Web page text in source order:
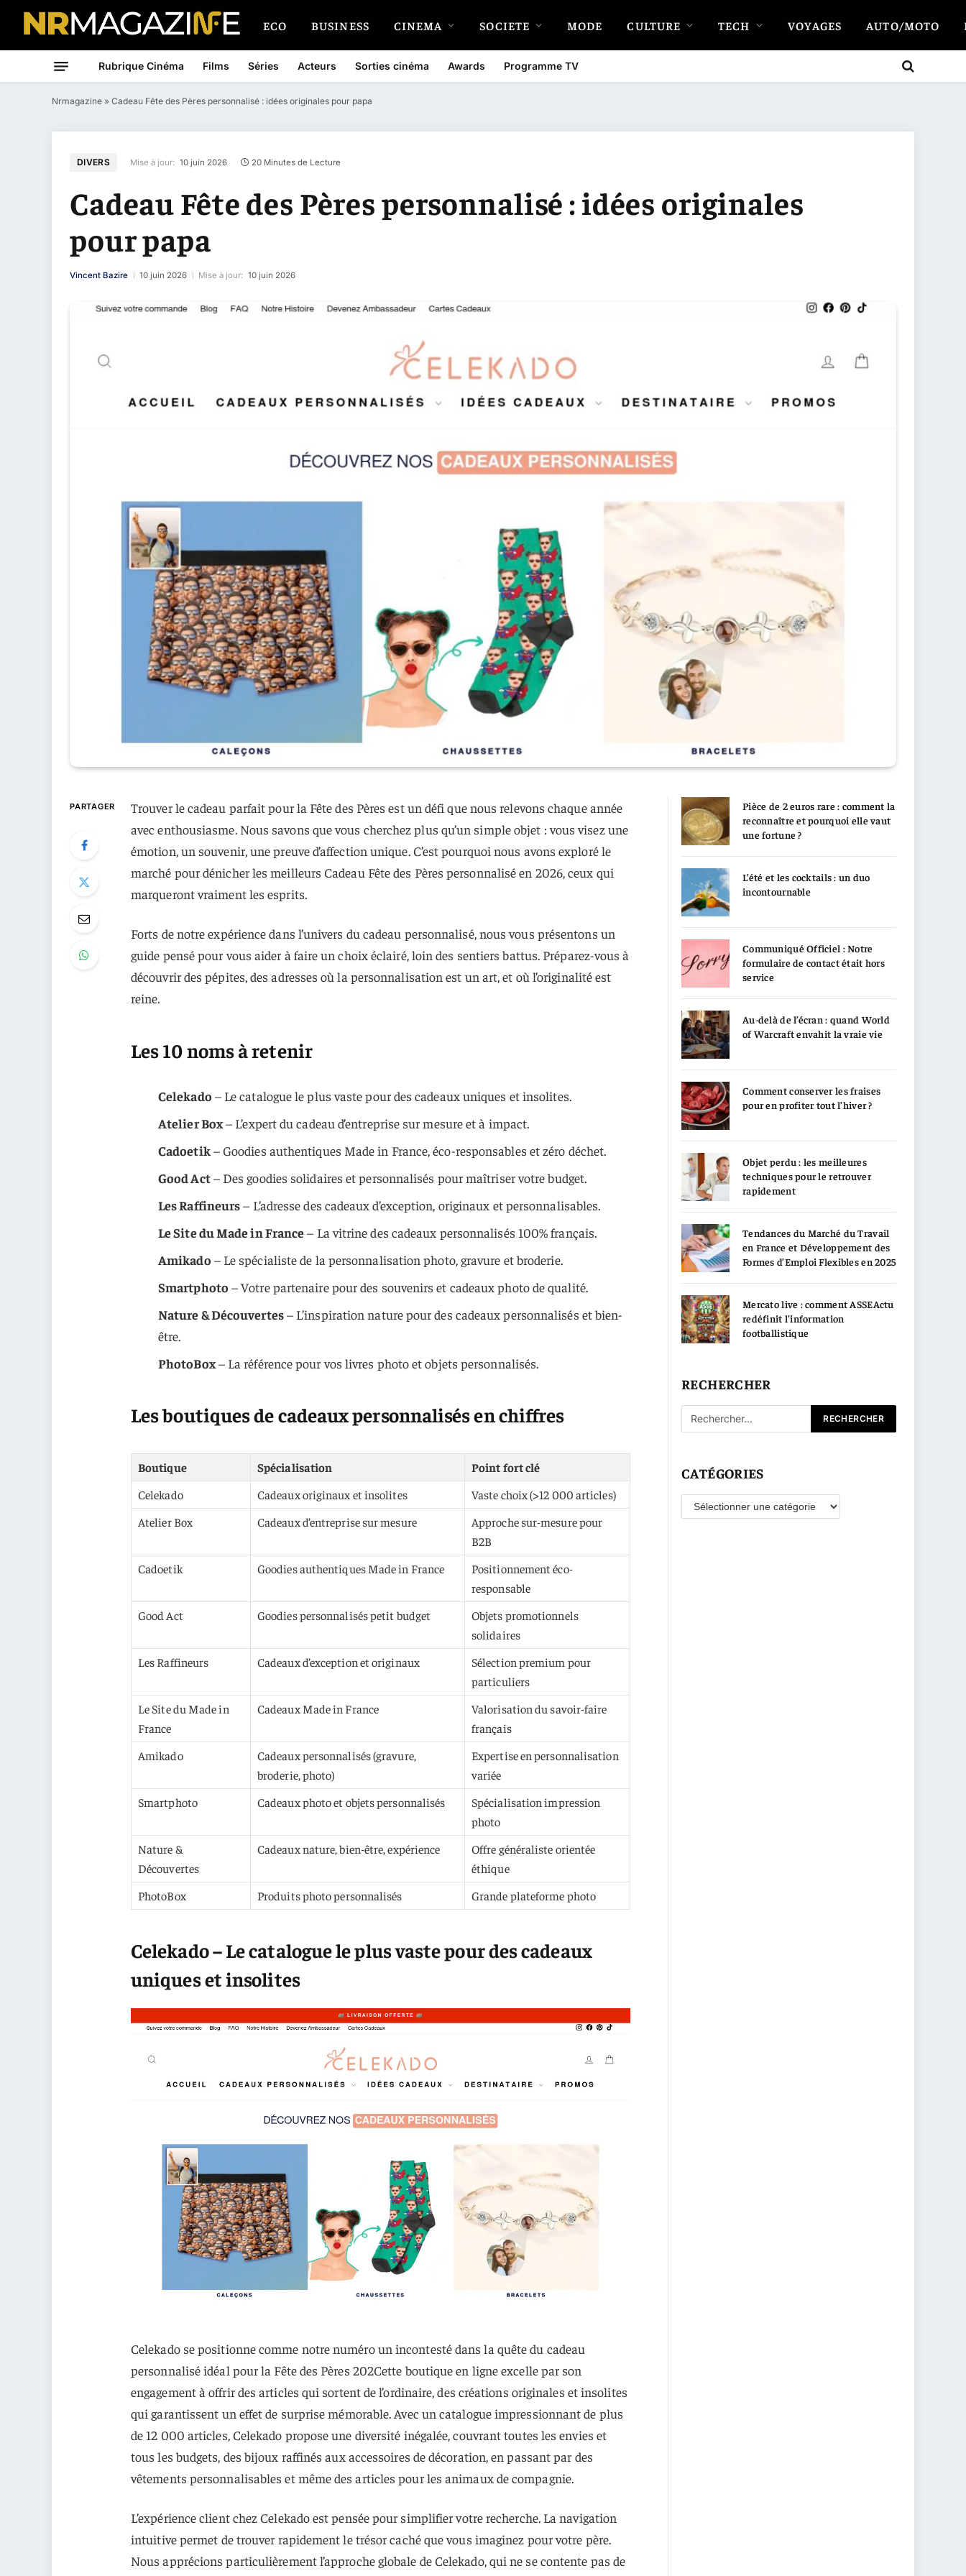
ECO BUSINESS CINEMA SOCIETE MODE CULTURE TECH VOYAGES AUTO/MOTO
Rubrique Cinéma Films Séries Acteurs Sorties cinéma Awards Programme TV
Nrmagazine » Cadeau Fête des Pères personnalisé : idées originales pour papa
DIVERS Mise à jour: 10 juin 2026 20 Minutes de Lecture
Cadeau Fête des Pères personnalisé : idées originales
pour papa
Vincent Bazire 10 juin 2026 Mise à jour: 10 juin 2026
PARTAGER
Trouver le cadeau parfait pour la Fête des Pères est un défi que nous relevons chaque année
avec enthousiasme. Nous savons que vous cherchez plus qu’un simple objet : vous visez une
émotion, un souvenir, une preuve d’affection unique. C’est pourquoi nous avons exploré le
marché pour dénicher les meilleurs Cadeau Fête des Pères personnalisé en 2026, ceux qui
marqueront vraiment les esprits.
Forts de notre expérience dans l’univers du cadeau personnalisé, nous vous présentons un
guide pensé pour vous aider à faire un choix éclairé, loin des sentiers battus. Préparez-vous à
découvrir des pépites, des adresses où la personnalisation est un art, et où l’originalité est
reine.
Les 10 noms à retenir
Celekado – Le catalogue le plus vaste pour des cadeaux uniques et insolites.
Atelier Box– L’expert du cadeau d’entreprise sur mesure et à impact.
Cadoetik– Goodies authentiques Made in France, éco-responsables et zéro déchet.
Good Act– Des goodies solidaires et personnalisés pour maîtriser votre budget.
Les Raffineurs– L’adresse des cadeaux d’exception, originaux et personnalisables.
Le Site du Made in France– La vitrine des cadeaux personnalisés 100% français.
Amikado – Le spécialiste de la personnalisation photo, gravure et broderie.
Smartphoto – Votre partenaire pour des souvenirs et cadeaux photo de qualité.
Nature & Découvertes– L’inspiration nature pour des cadeaux personnalisés et bien-
être.
PhotoBox– La référence pour vos livres photo et objets personnalisés.
Les boutiques de cadeaux personnalisés en chiffres
Boutique Spécialisation
Point fort clé
Celekado
Cadeaux originaux et insolites
Vaste choix (>12 000 articles)
Atelier Box
Cadeaux d’entreprise sur mesure
Approche sur-mesure pour
B2B
Cadoetik
Goodies authentiques Made in France
Positionnement éco-
responsable
Good Act
Goodies personnalisés petit budget
Objets promotionnels
solidaires
Les Raffineurs
Cadeaux d’exception et originaux
Sélection premium pour
particuliers
Le Site du Made in
France
Cadeaux Made in France
Valorisation du savoir-faire
français
Amikado
Cadeaux personnalisés (gravure,
broderie, photo)
Expertise en personnalisation
variée
Smartphoto
Cadeaux photo et objets personnalisés
Spécialisation impression
photo
Nature &
Découvertes
Cadeaux nature, bien-être, expérience
Offre généraliste orientée
éthique
PhotoBox
Produits photo personnalisés Grande plateforme photo
Celekado – Le catalogue le plus vaste pour des cadeaux
uniques et insolites
Celekado se positionne comme notre numéro un incontesté dans la quête du cadeau
personnalisé idéal pour la Fête des Pères 202Cette boutique en ligne excelle par son
engagement à offrir des articles qui sortent de l’ordinaire, des créations originales et insolites
qui garantissent un effet de surprise mémorable. Avec un catalogue impressionnant de plus
de 12 000 articles, Celekado propose une diversité inégalée, couvrant toutes les envies et
tous les budgets, des bijoux raffinés aux accessoires de décoration, en passant par des
vêtements personnalisables et même des articles pour les animaux de compagnie.
L’expérience client chez Celekado est pensée pour simplifier votre recherche. La navigation
intuitive permet de trouver rapidement le trésor caché que vous imaginez pour votre père.
Nous apprécions particulièrement l’approche globale de Celekado, qui ne se contente pas de
Pièce de 2 euros rare : comment la
reconnaître et pourquoi elle vaut
une fortune ?
L’été et les cocktails : un duo
incontournable
Communiqué Officiel : Notre
formulaire de contact était hors
service
Au-delà de l’écran : quand World
of Warcraft envahit la vraie vie
Comment conserver les fraises
pour en profiter tout l’hiver ?
Objet perdu : les meilleures
techniques pour le retrouver
rapidement
Tendances du Marché du Travail
en France et Développement des
Formes d’Emploi Flexibles en 2025
Mercato live : comment ASSEActu
redéfinit l’information
footballistique
RECHERCHER
CATÉGORIES
Catégories